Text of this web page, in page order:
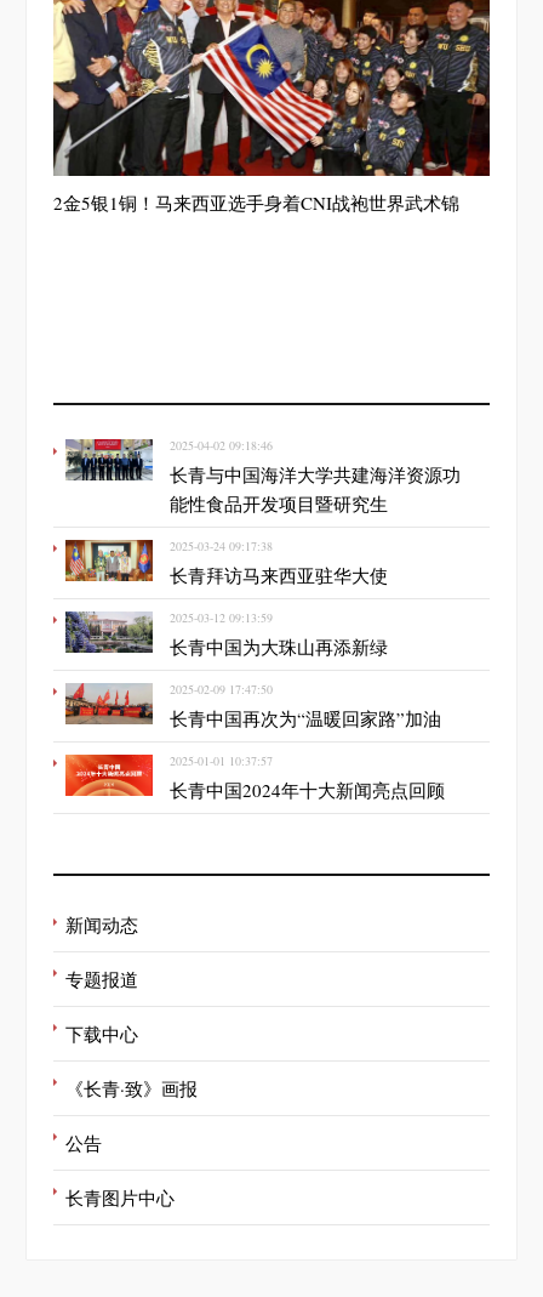
2金5银1铜！马来西亚选手身着CNI战袍世界武术锦
2025-04-02 09:18:46
长青与中国海洋大学共建海洋资源功
能性食品开发项目暨研究生
2025-03-24 09:17:38
长青拜访马来西亚驻华大使
2025-03-12 09:13:59
长青中国为大珠山再添新绿
2025-02-09 17:47:50
长青中国再次为“温暖回家路”加油
2025-01-01 10:37:57
长青中国2024年十大新闻亮点回顾
新闻动态
专题报道
下载中心
《长青·致》画报
公告
长青图片中心